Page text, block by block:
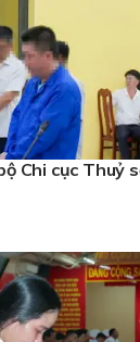
Chi cục Thuỷ